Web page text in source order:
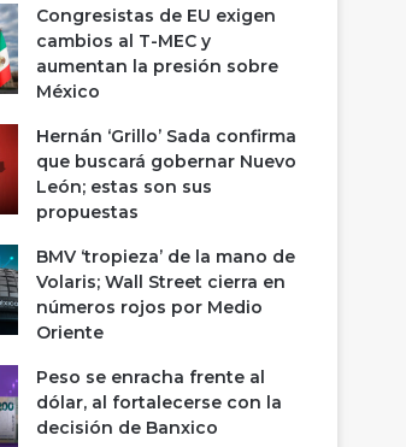
Congresistas de EU exigen
cambios al T-MEC y
aumentan la presión sobre
México
Hernán ‘Grillo’ Sada confirma
que buscará gobernar Nuevo
León; estas son sus
propuestas
BMV ‘tropieza’ de la mano de
Volaris; Wall Street cierra en
números rojos por Medio
Oriente
Peso se enracha frente al
dólar, al fortalecerse con la
decisión de Banxico